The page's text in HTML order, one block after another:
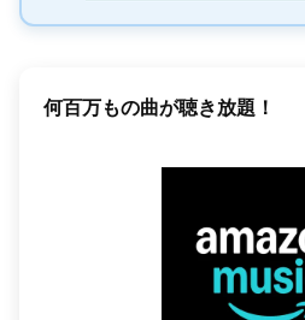
「聴く」読書で時間を有効活用